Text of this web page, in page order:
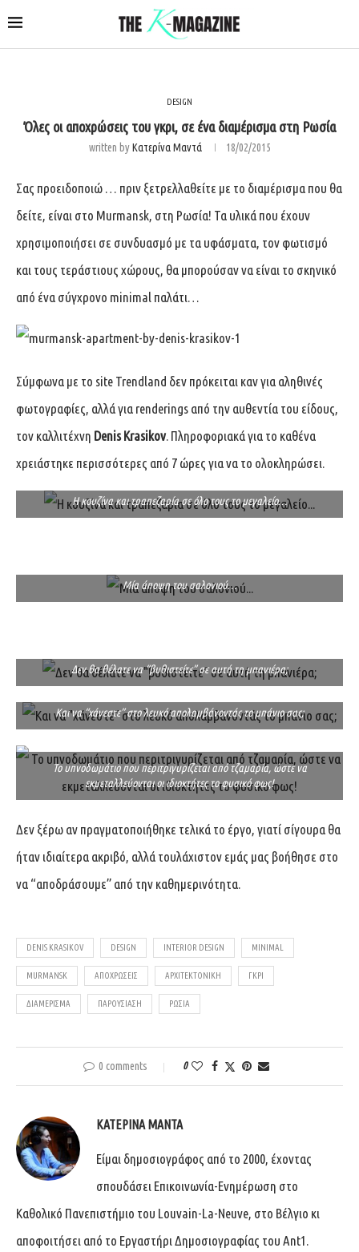
DESIGN
Όλες οι αποχρώσεις του γκρι, σε ένα διαμέρισμα στη Ρωσία
written byΚατερίνα Μαντά 18/02/2015
Σας προειδοποιώ … πριν ξετρελλαθείτε με το διαμέρισμα που θα
δείτε, είναι στο Murmansk, στη Ρωσία! Τα υλικά που έχουν
χρησιμοποιήσει σε συνδυασμό με τα υφάσματα, τον φωτισμό
και τους τεράστιους χώρους, θα μπορούσαν να είναι το σκηνικό
από ένα σύγχρονο minimal παλάτι…
Σύμφωνα με το site Trendland δεν πρόκειται καν για αληθινές
φωτογραφίες, αλλά για renderings από την αυθεντία του είδους,
τον καλλιτέχνη Denis Krasikov. Πληροφοριακά για το καθένα
χρειάστηκε περισσότερες από 7 ώρες για να το ολοκληρώσει.
Η κουζίνα και τραπεζαρία σε όλο τους το μεγαλείο…
Μία άποψη του σαλονιού…
Δεν θα θέλατε να “βυθιστείτε” σε αυτή τη μπανιέρα;
Και να “χάνεστε” στο λευκό απολαμβάνοντάς το μπάνιο σας;
Το υπνοδωμάτιο που περιτριγυρίζεται από τζαμαρία, ώστε να
εκμεταλλεύονται οι ιδιοκτήτες το φυσικό φως!
Δεν ξέρω αν πραγματοποιήθηκε τελικά το έργο, γιατί σίγουρα θα
ήταν ιδιαίτερα ακριβό, αλλά τουλάχιστον εμάς μας βοήθησε στο
να “αποδράσουμε” από την καθημερινότητα.
DENIS KRASIKOV DESIGN INTERIOR DESIGN MINIMAL
MURMANSK ΑΠΟΧΡΏΣΕΙΣ ΑΡΧΙΤΕΚΤΟΝΙΚΉ ΓΚΡΊ
ΔΙΑΜΈΡΙΣΜΑ ΠΑΡΟΥΣΙΆΣΗ ΡΩΣΊΑ
0 comments 0
ΚΑΤΕΡΊΝΑ ΜΑΝΤΆ
Είμαι δημοσιογράφος από το 2000, έχοντας
σπουδάσει Επικοινωνία-Ενημέρωση στο
Καθολικό Πανεπιστήμιο του Louvain-La-Neuve, στο Βέλγιο κι
αποφοιτήσει από το Εργαστήρι Δημοσιογραφίας του Ant1.